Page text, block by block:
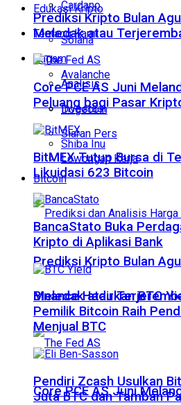
Edukasi Kripto
Tentang Kami
Ragam
Analisis
Investasi
Siaran Pers
Lowongan Kerja
Cardano
Solana
Avalanche
Dogecoin
Shiba Inu
Bitcoin
Prediksi Kripto Bulan
Meledak atau
Core PCE AS Juni
Prediksi Kripto Bulan
Meledak atau
Core PCE AS Juni
Peluang bagi Pasar
BitMEX Tutup Bursa di
Likuidasi 623 Bitcoin
BancaStato Buka
Kripto di Aplikasi Bank
Binance Hadirkan BTC
Pemilik Bitcoin Raih
Menjual BTC
Pendiri Zcash Usulkan
Juta BTC dan Tambah